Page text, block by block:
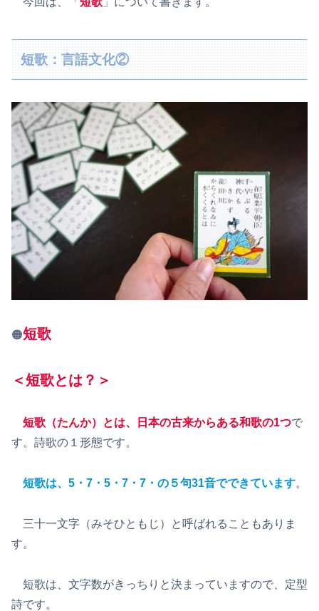
短歌：言語文化②
🟠短歌
＜短歌とは？＞
短歌（たんか）とは、日本の古来からある和歌の1つで
す。詩歌の１形態です。
短歌は、5・7・5・7・7・の５句31音でできています。
三十一文字（みそひともじ）と呼ばれることもありま
す。
短歌は、文字数がきっちりと決まっていますので、定型
詩です。